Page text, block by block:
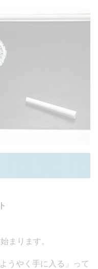
まります。
うやく手に入る」って